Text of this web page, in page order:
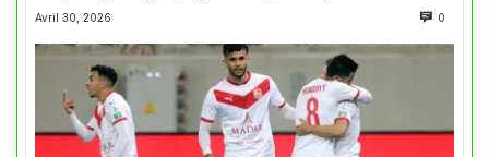
Avril 30, 2026 0